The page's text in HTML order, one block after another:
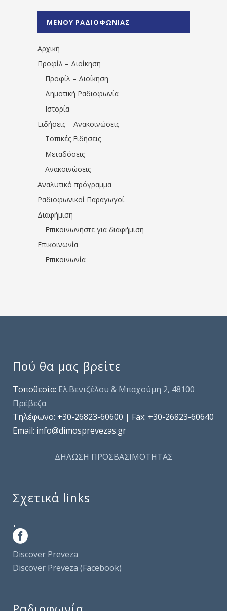
1531194763766854/" artist="" ]
ΜΕΝΟΥ ΡΑΔΙΟΦΩΝΙΑΣ
Αρχική
Προφίλ – Διοίκηση
Προφίλ – Διοίκηση
Δημοτική Ραδιοφωνία
Ιστορία
Ειδήσεις – Ανακοινώσεις
Τοπικές Ειδήσεις
Μεταδόσεις
Ανακοινώσεις
Αναλυτικό πρόγραμμα
Ραδιοφωνικοί Παραγωγοί
Διαφήμιση
Επικοινωνήστε για διαφήμιση
Επικοινωνία
Επικοινωνία
Πού θα μας βρείτε
Τοποθεσία: Ελ.Βενιζέλου & Μπαχούμη 2, 48100
Πρέβεζα
Τηλέφωνo: +30-26823-60600 | Fax: +30-26823-60640
Email: info@dimosprevezas.gr
ΔΗΛΩΣΗ ΠΡΟΣΒΑΣΙΜΟΤΗΤΑΣ
Σχετικά links
.
Discover Preveza
Discover Preveza (Facebook)